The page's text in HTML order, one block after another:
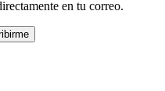
en tu correo.